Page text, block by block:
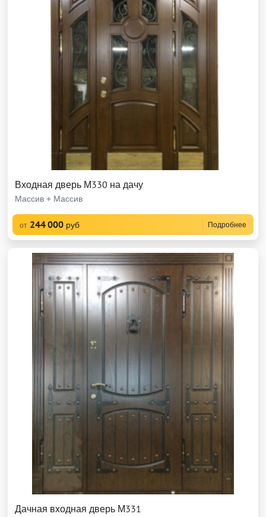
Входная дверь М330 на дачу
Массив + Массив
от 244 000 руб Подробнее
Дачная входная дверь М331